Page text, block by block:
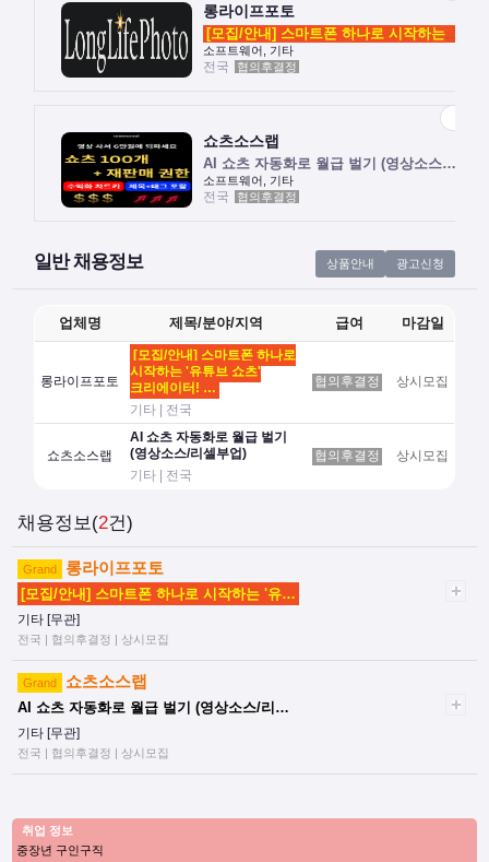
소프트웨어, 기타
쇼츠소스랩
롱라이프포토
[모집/안내] 스마트폰 하나로 시작하는 …
소프트웨어, 기타
전국
협의후결정
쇼츠소스랩
AI 쇼츠 자동화로 월급 벌기 (영상소스…
소프트웨어, 기타
전국
협의후결정
일반 채용정보 상품안내 광고신청
업체명 제목/분야/지역 급여 마감일
롱라이프포토
[모집/안내] 스마트폰 하나로
시작하는 '유튜브 쇼츠'
크리에이터! …
기타 | 전국
협의후결정 상시모집
쇼츠소스랩
AI 쇼츠 자동화로 월급 벌기
(영상소스/리셀부업)
기타 | 전국
협의후결정 상시모집
채용정보(2건)
Grand 롱라이프포토
[모집/안내] 스마트폰 하나로 시작하는 '유…
기타 [무관]
전국 | 협의후결정 | 상시모집
Grand 쇼츠소스랩
AI 쇼츠 자동화로 월급 벌기 (영상소스/리…
기타 [무관]
전국 | 협의후결정 | 상시모집
취업 정보
중장년 구인구직